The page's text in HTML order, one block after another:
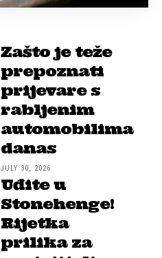
Zašto je teže
prepoznati
prijevare s
rabljenim
automobilima
danas
JULY 30, 2026
Uđite u
Stonehenge!
Rijetka
prilika za